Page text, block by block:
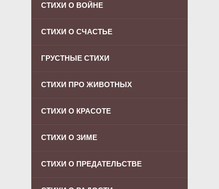
СТИХИ О ВОЙНЕ
СТИХИ О СЧАСТЬЕ
ГРУСТНЫЕ СТИХИ
СТИХИ ПРО ЖИВОТНЫХ
СТИХИ О КРАСОТЕ
СТИХИ О ЗИМЕ
СТИХИ О ПРЕДАТЕЛЬСТВЕ